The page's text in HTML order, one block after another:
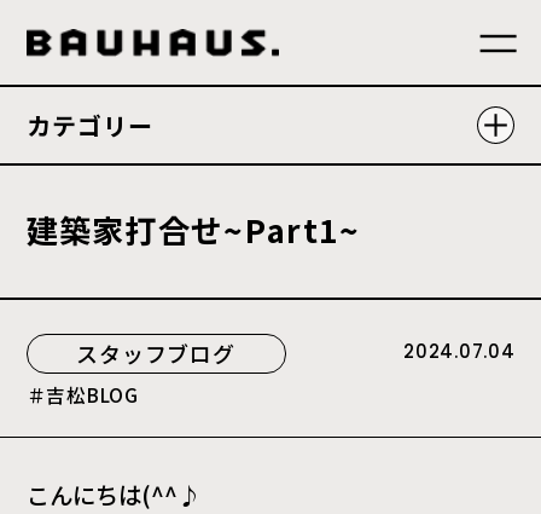
スタッフブログ
吉松BLOG
2024.07.04
建築家打合せ~Part1~
カテゴリー
こんにちは(^^♪